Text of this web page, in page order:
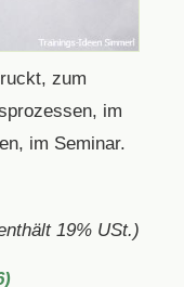
zum
im
im Seminar.
19% USt.)